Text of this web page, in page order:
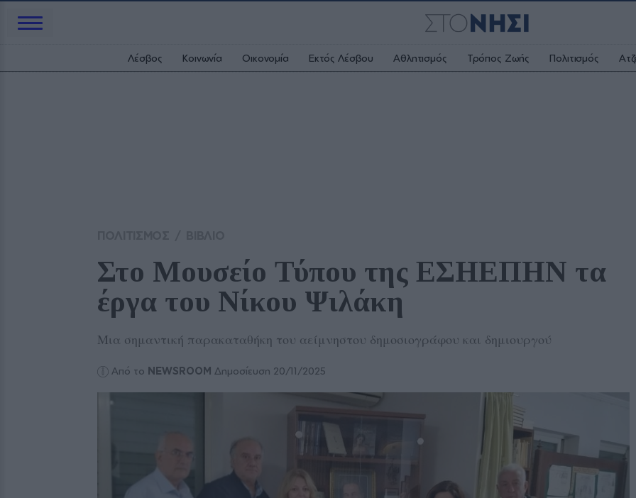
Λέσβος Κοινωνία Οικονομία Εκτός Λέσβου Αθλητισμός Τρόπος Ζωής Πολιτισμός
Στο Μουσείο Τύπου της ΕΣΗΕΠΗΝ τα
έργα του Νίκου Ψιλάκη
Μια σημαντική παρακαταθήκη του αείμνηστου δημοσιογράφου και δημιουργού
Από το NEWSROOM Δημοσίευση 20/11/2025